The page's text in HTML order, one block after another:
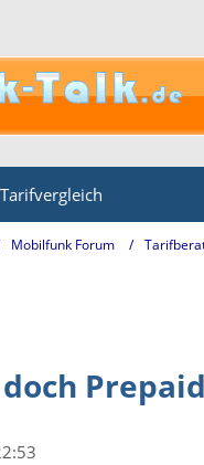
Tarifvergleich
Mobilfunk Forum